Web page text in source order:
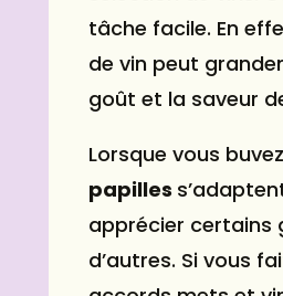
tâche facile. En
de vin peut
goût et la saveur
Lorsque vous
papilles
apprécier certains
d’autres. Si vous